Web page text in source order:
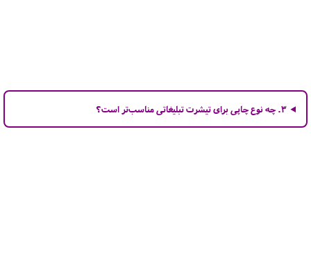
۳. چه نوع چاپی برای تیشرت تبلیغاتی مناسب‌تر است؟